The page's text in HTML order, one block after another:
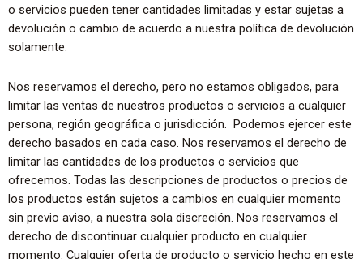
o servicios pueden tener cantidades limitadas y estar sujetas a
devolución o cambio de acuerdo a nuestra política de devolución
solamente.
Nos reservamos el derecho, pero no estamos obligados, para
limitar las ventas de nuestros productos o servicios a cualquier
persona, región geográfica o jurisdicción. Podemos ejercer este
derecho basados en cada caso. Nos reservamos el derecho de
limitar las cantidades de los productos o servicios que
ofrecemos. Todas las descripciones de productos o precios de
los productos están sujetos a cambios en cualquier momento
sin previo aviso, a nuestra sola discreción. Nos reservamos el
derecho de discontinuar cualquier producto en cualquier
momento. Cualquier oferta de producto o servicio hecho en este